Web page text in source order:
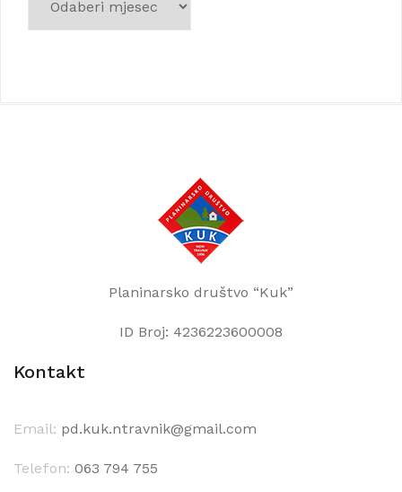
Planinarsko društvo “Kuk”
ID Broj: 4236223600008
Kontakt
Email: pd.kuk.ntravnik@gmail.com
Telefon: 063 794 755